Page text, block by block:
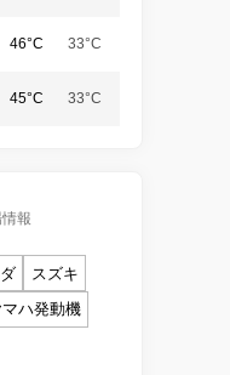
46°C 33°C
45°C 33°C
報
スズキ
マハ発動機